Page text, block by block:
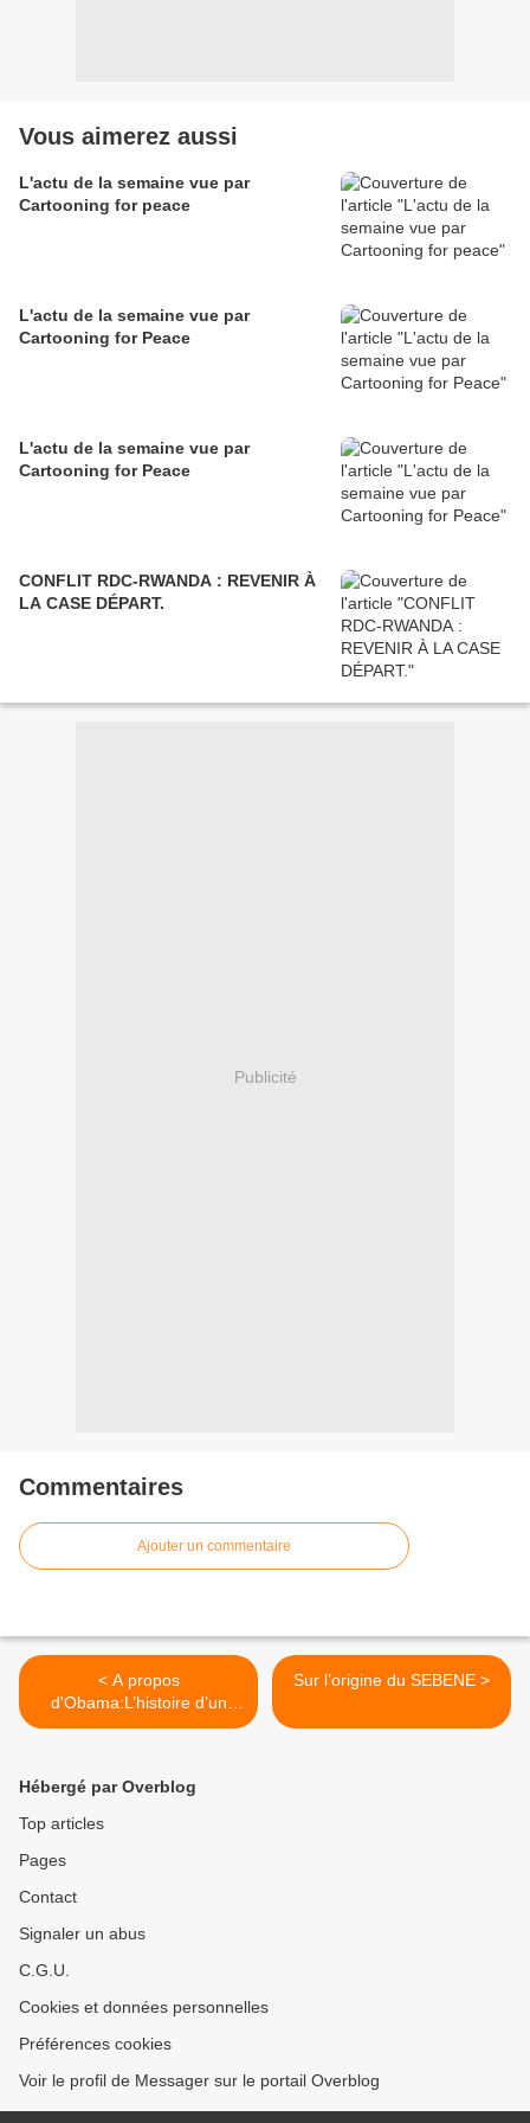
Vous aimerez aussi
L'actu de la semaine vue par
Cartooning for peace
L'actu de la semaine vue par
Cartooning for Peace
L'actu de la semaine vue par
Cartooning for Peace
CONFLIT RDC-RWANDA : REVENIR À
LA CASE DÉPART.
Publicité
Commentaires
Ajouter un commentaire
< A propos
d'Obama:L’histoire d’un
homme
Sur l’origine du SEBENE >
Hébergé par Overblog
Top articles
Pages
Contact
Signaler un abus
C.G.U.
Cookies et données personnelles
Préférences cookies
Voir le profil de Messager sur le portail Overblog